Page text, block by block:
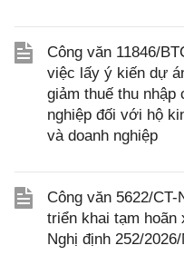
Công văn 11846/
việc lấy ý kiến dự
giảm thuế thu nhập
nghiệp đối với hộ
và doanh nghiệp
Công văn 5622/
triển khai tạm hoãn
Nghị định 252/